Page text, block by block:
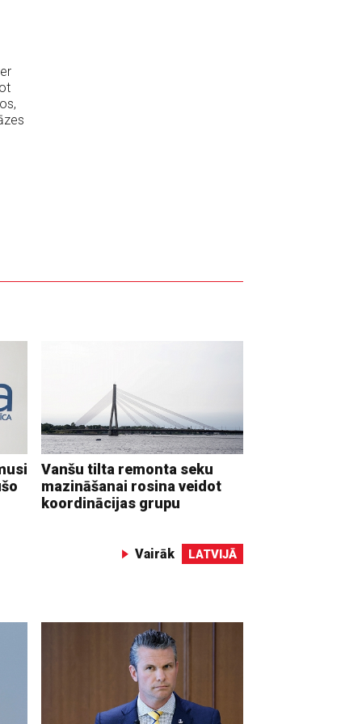
Vanšu tilta remonta seku
mazināšanai rosina veidot
koordinācijas grupu
Vairāk LATVIJĀ